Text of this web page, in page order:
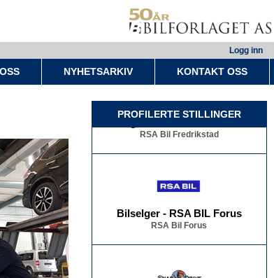
Logg inn
NYHETSARKIV KONTAKT OSS
PROFILERTE STILLINGER
Bilselger - RSA BIL Fredrikstad
RSA Bil Forus